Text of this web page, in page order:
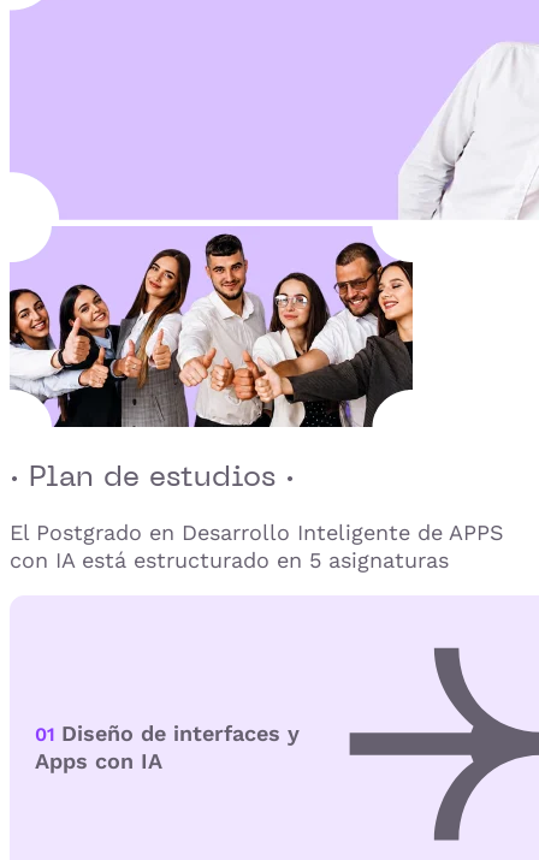
· Plan de estudios ·
El Postgrado en Desarrollo Inteligente de APPS
con IA está estructurado en 5 asignaturas
01 Diseño de interfaces y
Apps con IA